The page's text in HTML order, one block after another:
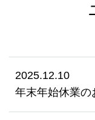
2025.12.10
年末年始休業の